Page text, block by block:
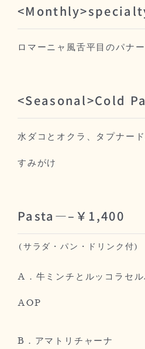
<Monthly
ロマーニャ風舌平目のパナー
<Seasonal>Cold
水ダコとオクラ、タプナー
すみがけ
Pasta—–￥1,400
(サラダ・パン・ドリンク付)
A．牛ミンチとルッコラセ
AOP
B． アマトリチャーナ